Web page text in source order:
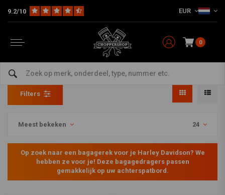
9.2/10 EUR
0
Bagage Rekken Harley
Home HD Spatborden Harley Bagage Rekken Harley
Filters
Meest bekeken 24
Op zoek naar een bagagerek voor je Harley Davidson? We
hebben ze voor je! Deze bagagedragers passen
gemakkelijk op uw achterspatbord.